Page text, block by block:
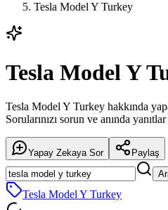
Tesla Model Y Turkey
Tesla Model Y
Tesla Model Y Turkey hakkında
Sorularınızı sorun ve anında yanıtlar
Yapay Zekaya Sor
Paylaş
Tesla Model Y Turkey